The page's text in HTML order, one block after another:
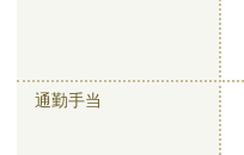
通勤手当